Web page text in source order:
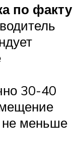
по факту
30-40
меньше